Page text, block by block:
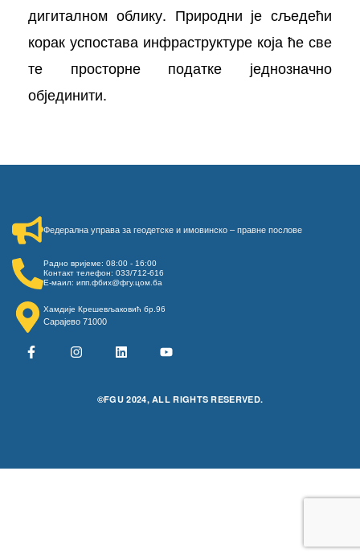
дигиталном облику. Природни је сљедећи
корак успостава инфраструктуре која ће све
те просторне податке једнозначно
објединити.
Федерална управа за геодетске и имовинско – правне послове​
Радно вријеме: 08:00 - 16:00
Контакт телефон: 033/712-616
Е-маил: ипп.фбих@фгу.цом.ба
Хамдије Крешевљаковић бр.96
Сарајево 71000
©FGU 2024, ALL RIGHTS RESERVED.